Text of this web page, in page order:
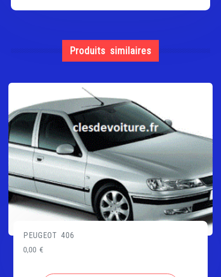
Produits similaires
PEUGEOT 406
0,00€